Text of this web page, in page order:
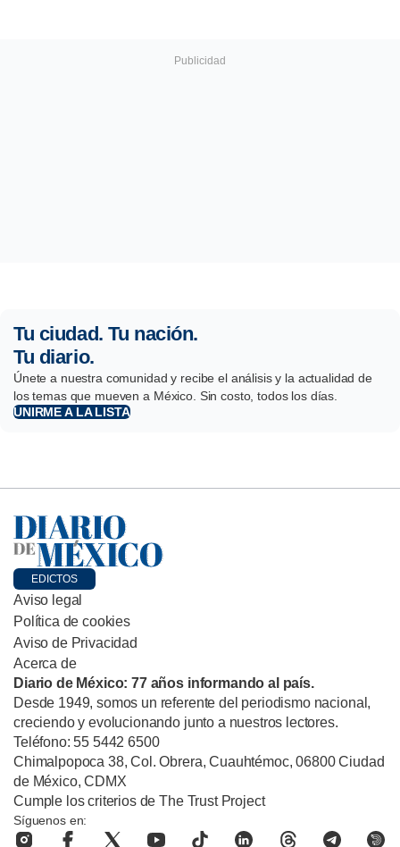
Tu ciudad. Tu nación.
Tu diario.
Únete a nuestra comunidad y recibe el análisis y la actualidad de
los temas que mueven a México. Sin costo, todos los días.
UNIRME A LA LISTA
EDICTOS
Aviso legal
Política de cookies
Aviso de Privacidad
Acerca de
Diario de México: 77 años informando al país.
Desde 1949, somos un referente del periodismo nacional,
creciendo y evolucionando junto a nuestros lectores.
Teléfono: 55 5442 6500
Chimalpopoca 38, Col. Obrera, Cuauhtémoc, 06800 Ciudad
de México, CDMX
Cumple los criterios de The Trust Project
Síguenos en: